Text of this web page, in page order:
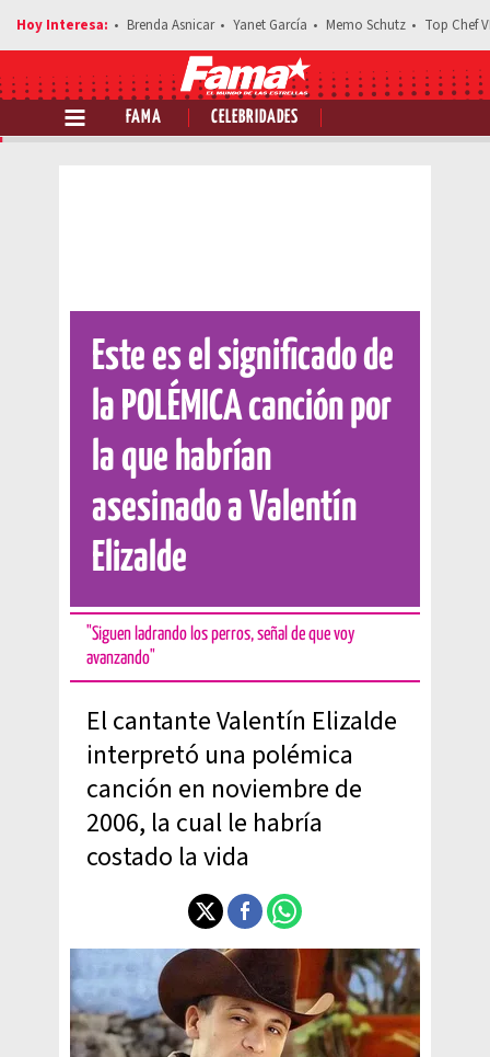
Brenda Asnicar Yanet García Memo Schutz Top Chef
FAMA CELEBRIDADES
Comparte esta noticia
Este es el significado de
la POLÉMICA canción por
la que habrían
asesinado a Valentín
Elizalde
"Siguen ladrando los perros, señal de que voy
avanzando"
El cantante Valentín Elizalde
interpretó una polémica
canción en noviembre de
2006, la cual le habría
costado la vida